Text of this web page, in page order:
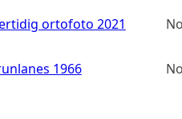
ortofoto 2021
1966